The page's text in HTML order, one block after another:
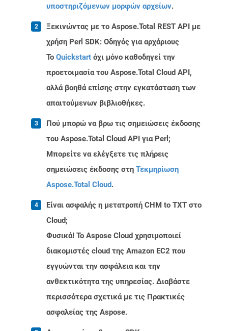
υποστηριζόμενων μορφών αρχείων.
Ξεκινώντας με το Aspose.Total REST API με
χρήση Perl SDK: Οδηγός για αρχάριους
Το Quickstart όχι μόνο καθοδηγεί την
προετοιμασία του Aspose.Total Cloud API,
αλλά βοηθά επίσης στην εγκατάσταση των
απαιτούμενων βιβλιοθήκες.
Πού μπορώ να βρω τις σημειώσεις έκδοσης
του Aspose.Total Cloud API για Perl;
Μπορείτε να ελέγξετε τις πλήρεις
σημειώσεις έκδοσης στη Τεκμηρίωση
Aspose.Total Cloud.
Είναι ασφαλής η μετατροπή CHM to TXT στο
Cloud;
Φυσικά! Το Aspose Cloud χρησιμοποιεί
διακομιστές cloud της Amazon EC2 που
εγγυώνται την ασφάλεια και την
ανθεκτικότητα της υπηρεσίας. Διαβάστε
περισσότερα σχετικά με τις Πρακτικές
ασφαλείας της Aspose.